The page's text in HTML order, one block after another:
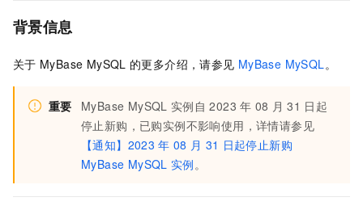
背景信息
关于 MyBase MySQL 的更多介绍，请参见 MyBase MySQL。
重要 MyBase MySQL 实例自 2023 年 08 月 31 日起
停止新购，已购实例不影响使用，详情请参见
【通知】2023 年 08 月 31 日起停止新购
MyBase MySQL 实例。